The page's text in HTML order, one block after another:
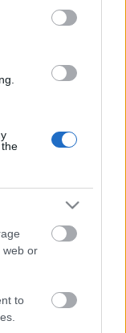
web or
to
Ház